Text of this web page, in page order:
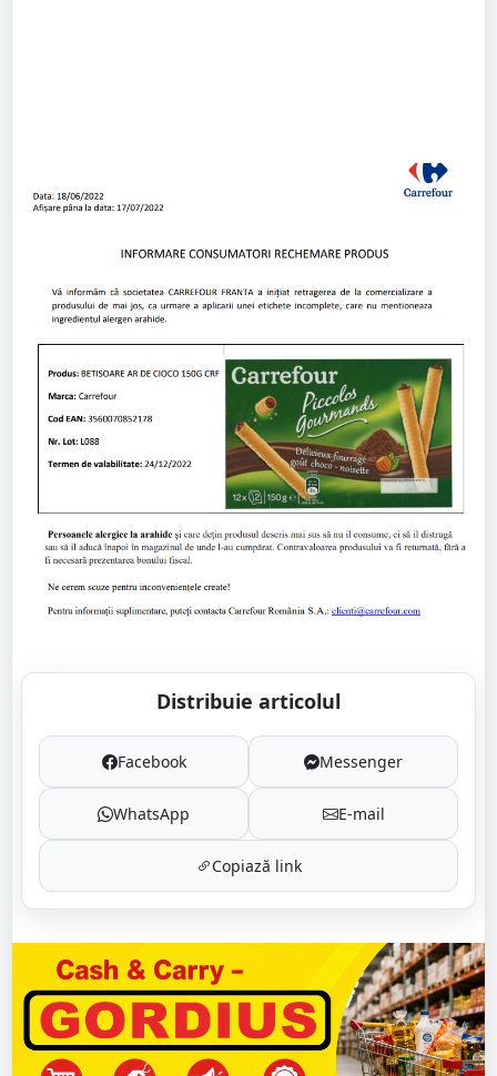
Distribuie articolul
Facebook Messenger
WhatsApp E-mail
Copiază link